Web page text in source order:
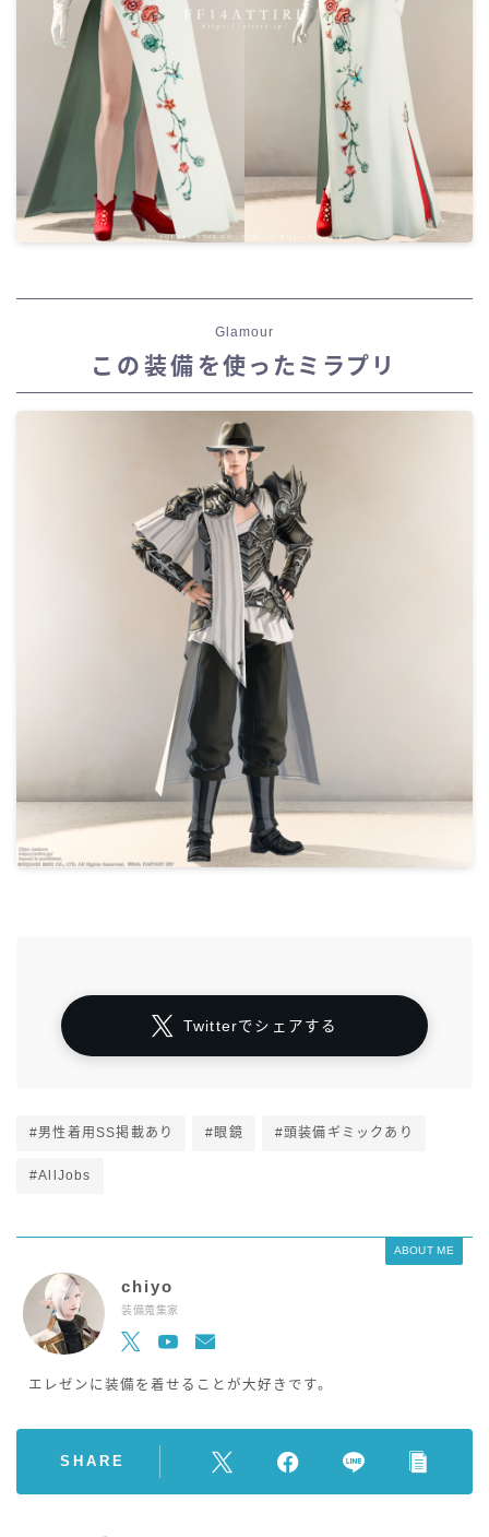
Glamour
この装備を使ったミラプリ
Twitterでシェアする
#男性着用SS掲載あり #眼鏡 #頭装備ギミックあり
#AllJobs
ABOUT ME
chiyo
装備蒐集家
エレゼンに装備を着せることが大好きです。
SHARE